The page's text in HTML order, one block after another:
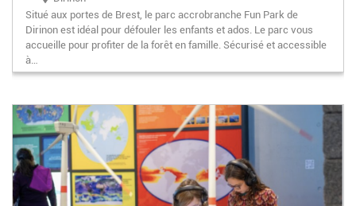
Situé aux portes de Brest, le parc accrobranche Fun Park de
Dirinon est idéal pour défouler les enfants et ados. Le parc vous
accueille pour profiter de la forêt en famille. Sécurisé et accessible
à…